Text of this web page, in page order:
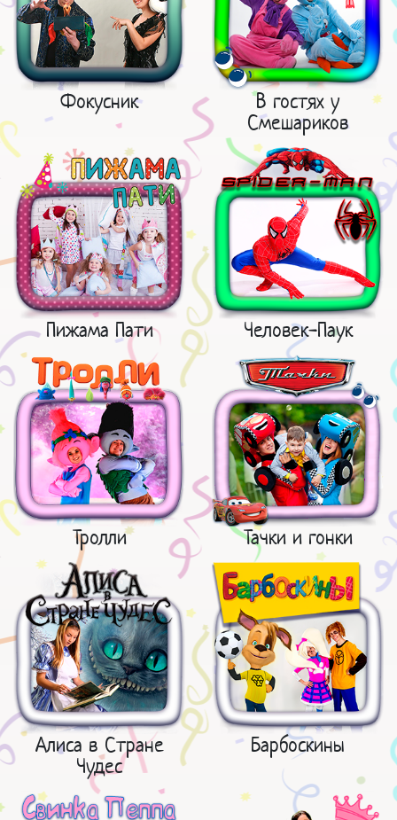
Фокусник
В гостях у
Смешариков
Пижама Пати Человек-Паук
Тролли Тачки и гонки
Алиса в Стране
Чудес
Барбоскины